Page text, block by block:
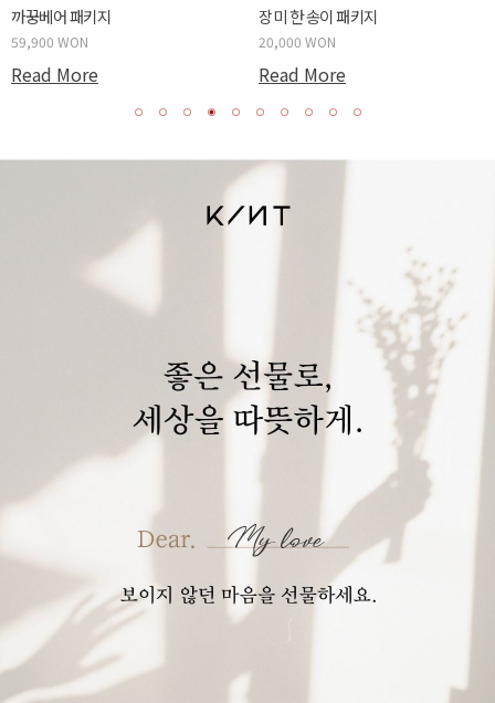
까꿍베어 패키지
59,900 WON
Read More
장미 한 송이 패키지
20,000 WON
Read More